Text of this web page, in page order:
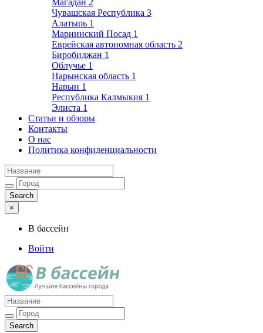
Магадан 2
Чувашская Республика 3
Алатырь 1
Мариинский Посад 1
Еврейская автономная область 2
Биробиджан 1
Облучье 1
Нарынская область 1
Нарын 1
Республика Калмыкия 1
Элиста 1
Статьи и обзоры
Контакты
О нас
Политика конфиденциальности
×
В бассейн
Войти
Лучшие бассейны города